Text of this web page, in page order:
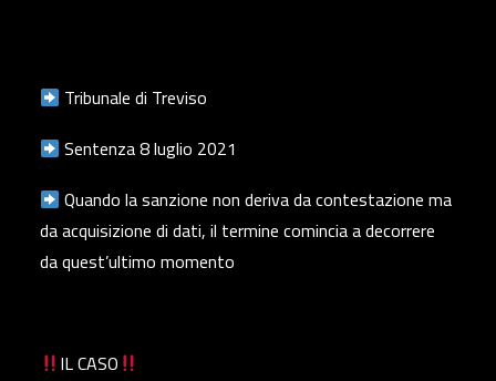
Tribunale di Treviso
Sentenza 8 luglio 2021
Quando la sanzione non deriva da contestazione ma
da acquisizione di dati, il termine comincia a decorrere
da quest’ultimo momento
IL CASO